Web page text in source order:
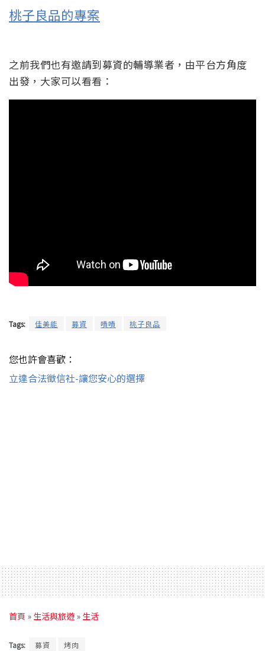
桃子良品的專案
之前我們也有邀請到募資的輔導業者，由平台方角度
出發，大家可以看看：
Tags: 佳美能 募資 嘖嘖 桃子良品
您也許會喜歡：
立達合法徵信社-讓您安心的選擇
首頁 » 生活與旅遊 » 生活
Tags: 募資 烤肉